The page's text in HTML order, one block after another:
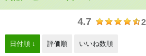
4.7
日付順 ↓ 評価順 いいね数順